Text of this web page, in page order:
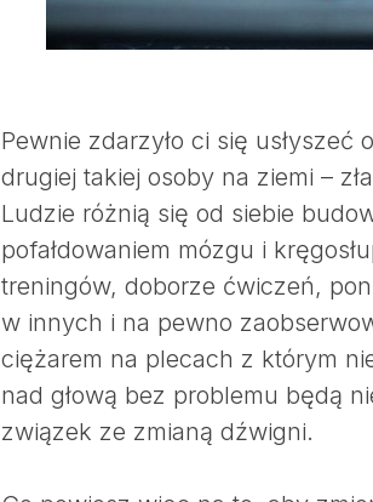
Pewnie zdarzyło ci się
drugiej takiej osoby na ziemi –
Ludzie różnią się od siebie
pofałdowaniem mózgu i
treningów, doborze ćwiczeń,
w innych i na pewno
ciężarem na plecach z którym
nad głową bez problemu będą
związek ze zmianą dźwigni.